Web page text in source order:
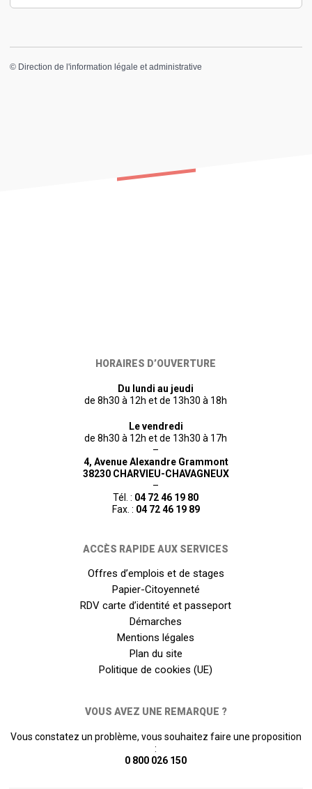
© Direction de l'information légale et administrative
HORAIRES D’OUVERTURE
Du lundi au jeudi
de 8h30 à 12h et de 13h30 à 18h
Le vendredi
de 8h30 à 12h et de 13h30 à 17h
–
4, Avenue Alexandre Grammont
38230 CHARVIEU-CHAVAGNEUX
–
Tél. : 04 72 46 19 80
Fax. : 04 72 46 19 89
ACCÈS RAPIDE AUX SERVICES
Offres d’emplois et de stages
Papier-Citoyenneté
RDV carte d’identité et passeport
Démarches
Mentions légales
Plan du site
Politique de cookies (UE)
VOUS AVEZ UNE REMARQUE ?
Vous constatez un problème, vous souhaitez faire une proposition
:
0 800 026 150